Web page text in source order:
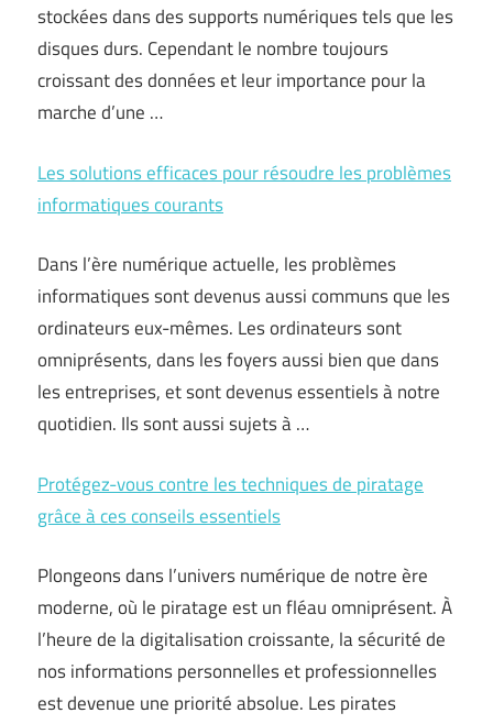
stockées dans des supports numériques tels que les
disques durs. Cependant le nombre toujours
croissant des données et leur importance pour la
marche d’une …
Les solutions efficaces pour résoudre les problèmes
informatiques courants
Dans l’ère numérique actuelle, les problèmes
informatiques sont devenus aussi communs que les
ordinateurs eux-mêmes. Les ordinateurs sont
omniprésents, dans les foyers aussi bien que dans
les entreprises, et sont devenus essentiels à notre
quotidien. Ils sont aussi sujets à …
Protégez-vous contre les techniques de piratage
grâce à ces conseils essentiels
Plongeons dans l’univers numérique de notre ère
moderne, où le piratage est un fléau omniprésent. À
l’heure de la digitalisation croissante, la sécurité de
nos informations personnelles et professionnelles
est devenue une priorité absolue. Les pirates